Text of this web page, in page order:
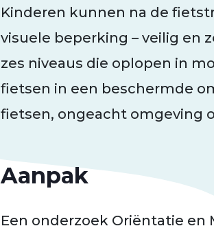
Kinderen kunnen na de
visuele beperking – veilig en
zes niveaus die oplopen in
fietsen in een beschermde
fietsen, ongeacht omgeving
Aanpak
Een onderzoek Oriëntatie